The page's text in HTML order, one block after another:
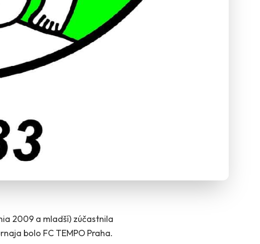
2009 a mladší) zúčastnila
bolo FC TEMPO Praha.